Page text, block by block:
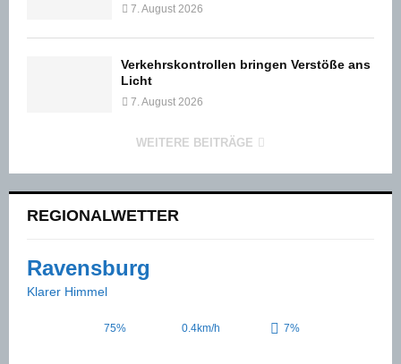
7. August 2026
Verkehrskontrollen bringen Verstöße ans
Licht
7. August 2026
WEITERE BEITRÄGE
REGIONALWETTER
Ravensburg
Klarer Himmel
75% 0.4km/h 7%